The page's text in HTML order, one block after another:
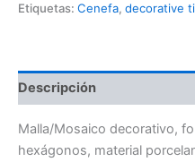
Etiquetas: Cenefa, decorative
Descripción
Malla/Mosaico decorativo,
hexágonos, material